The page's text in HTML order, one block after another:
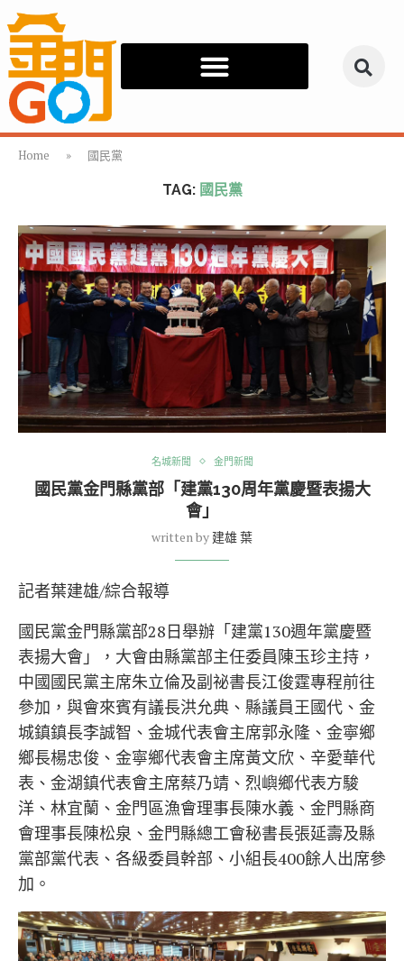
Home » 國民黨
TAG: 國民黨
名城新聞 金門新聞
國民黨金門縣黨部「建黨130周年黨慶暨表揚大
會」
written by 建雄 葉
記者葉建雄/綜合報導
國民黨金門縣黨部28日舉辦「建黨130週年黨慶暨
表揚大會」，大會由縣黨部主任委員陳玉珍主持，
中國國民黨主席朱立倫及副祕書長江俊霆專程前往
參加，與會來賓有議長洪允典、縣議員王國代、金
城鎮鎮長李誠智、金城代表會主席郭永隆、金寧鄉
鄉長楊忠俊、金寧鄉代表會主席黃文欣、辛愛華代
表、金湖鎮代表會主席蔡乃靖、烈嶼鄉代表方駿
洋、林宜蘭、金門區漁會理事長陳水義、金門縣商
會理事長陳松泉、金門縣總工會秘書長張延壽及縣
黨部黨代表、各級委員幹部、小組長400餘人出席參
加。